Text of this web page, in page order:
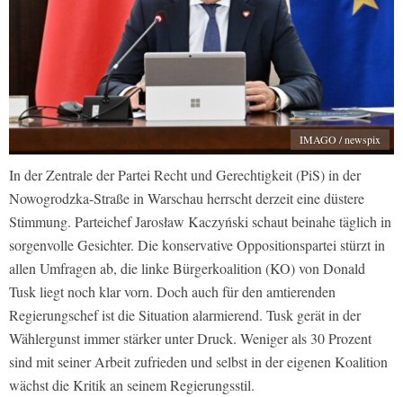
IMAGO / newspix
In der Zentrale der Partei Recht und Gerechtigkeit (PiS) in der
Nowogrodzka-Straße in Warschau herrscht derzeit eine düstere
Stimmung. Parteichef Jarosław Kaczyński schaut beinahe täglich in
sorgenvolle Gesichter. Die konservative Oppositionspartei stürzt in
allen Umfragen ab, die linke Bürgerkoalition (KO) von Donald
Tusk liegt noch klar vorn. Doch auch für den amtierenden
Regierungschef ist die Situation alarmierend. Tusk gerät in der
Wählergunst immer stärker unter Druck. Weniger als 30 Prozent
sind mit seiner Arbeit zufrieden und selbst in der eigenen Koalition
wächst die Kritik an seinem Regierungsstil.